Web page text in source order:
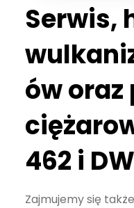
Serwis,
ów oraz
462 i
Zajmujemy się